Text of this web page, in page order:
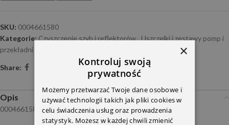
SKU: 0004661580
Kategorie:Czyszczenie szyb i reflektorów, Uszczelki i zestawy pomp i
przekładni
Share:
Opis
0004661580
×
Kontroluj swoją
prywatność
Możemy przetwarzać Twoje dane osobowe i
używać technologii takich jak pliki cookies w
celu świadczenia usług oraz prowadzenia
statystyk. Możesz w każdej chwili zmienić